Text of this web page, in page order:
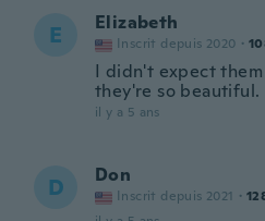
E Elizabeth
Inscrit depuis 2020 ·
I didn't expect
they're so beautiful.
il y a 5 ans
D Don
Inscrit depuis 2021 ·